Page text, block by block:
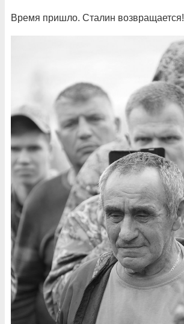
Время пришло. Сталин возвращается!